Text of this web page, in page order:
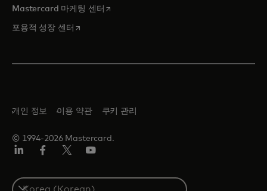
Mastercard 마케팅 센터 새 탭에서 열림
포용적 성장 센터 새 탭에서 열림
© 1994-2026 Mastercard.
개인 정보 이용 약관 쿠키 관리
SIn
ook
터/
X
브